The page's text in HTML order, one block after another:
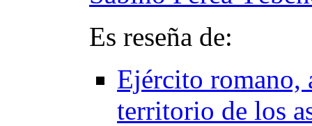
Es reseña de:
Ejército
territorio de los